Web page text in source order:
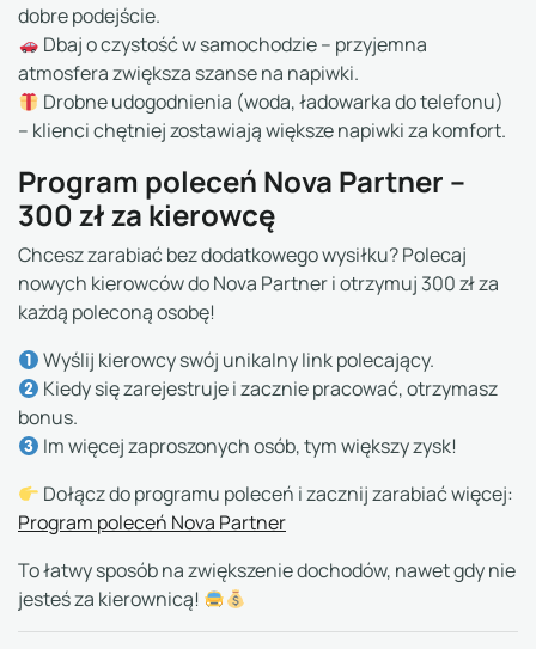
dobre podejście.
Dbaj o czystość w samochodzie – przyjemna
atmosfera zwiększa szanse na napiwki.
Drobne udogodnienia (woda, ładowarka do telefonu)
– klienci chętniej zostawiają większe napiwki za komfort.
Program poleceń Nova Partner –
300 zł za kierowcę
Chcesz zarabiać bez dodatkowego wysiłku? Polecaj
nowych kierowców do Nova Partner i otrzymuj 300 zł za
każdą poleconą osobę!
Wyślij kierowcy swój unikalny link polecający.
Kiedy się zarejestruje i zacznie pracować, otrzymasz
bonus.
Im więcej zaproszonych osób, tym większy zysk!
Dołącz do programu poleceń i zacznij zarabiać więcej:
Program poleceń Nova Partner
To łatwy sposób na zwiększenie dochodów, nawet gdy nie
jesteś za kierownicą!